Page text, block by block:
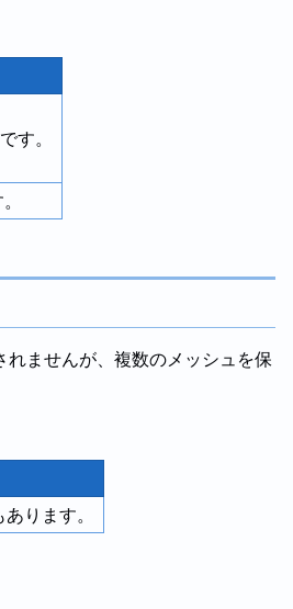
す。
ませんが、複数のメッシュを保
ります。